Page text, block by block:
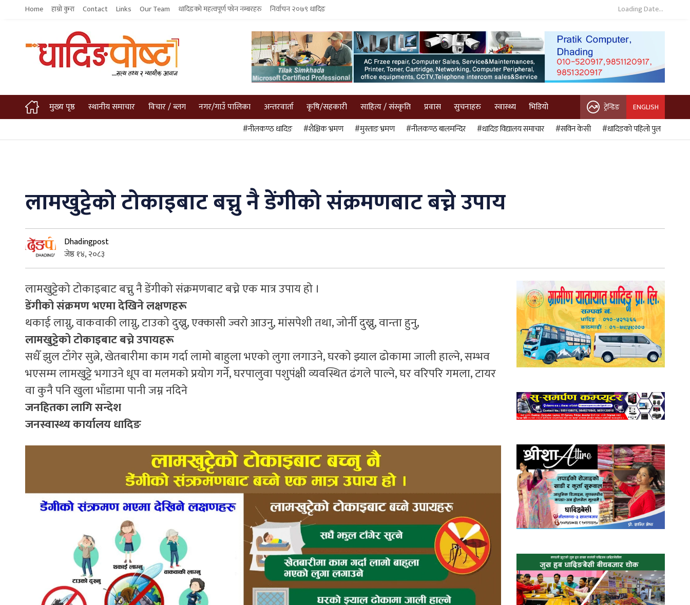
Home हाम्रो कुरा Contact Links Our Team धादिङको महत्वपूर्ण फोन नम्बरहरु निर्वाचन २०७९ धादिङ Loading Date...
मुख्य पृष्ठ स्थानीय समाचार विचार / ब्लग नगर/गाउँ पालिका अन्तरवार्ता कृषि/सहकारी साहित्य / संस्कृति प्रवास सुचनाहरु स्वास्थ्य भिडियो ट्रेन्डिङ ENGLISH
#नीलकण्ठ धादिङ #शैक्षिक भ्रमण #मुस्ताङ भ्रमण #नीलकण्ठ बालमन्दिर #धादिङ विद्यालय समाचार #सविन केसी #धादिङको पहिलो पुल
लामखुट्टेको टोकाइबाट बच्नु नै डेंगीको संक्रमणबाट बच्ने उपाय
Dhadingpost
जेष्ठ १४, २०८३
लामखुट्टेको टोकाइबाट बच्नु नै डेंगीको संक्रमणबाट बच्ने एक मात्र उपाय हो ।
डेंगीको संक्रमण भएमा देखिने लक्षणहरू
थकाई लाग्नु, वाकवाकी लाग्नु, टाउको दुख्नु, एक्कासी ज्वरो आउनु, मांसपेशी तथा, जोर्नी दुख्नु, वान्ता हुनु,
लामखुट्टेको टोकाइबाट बच्ने उपायहरू
सधैँ झुल टाँगेर सुत्ने, खेतबारीमा काम गर्दा लामो बाहुला भएको लुगा लगाउने, घरको झ्याल ढोकामा जाली हाल्ने, सम्भव
भएसम्म लामखुट्टे भगाउने धूप वा मलमको प्रयोग गर्ने, घरपालुवा पशुपंक्षी व्यवस्थित ढंगले पाल्ने, घर वरिपरि गमला, टायर
वा कुनै पनि खुला भाँडामा पानी जम्न नदिने
जनहितका लागि सन्देश
जनस्वास्थ्य कार्यालय धादिङ